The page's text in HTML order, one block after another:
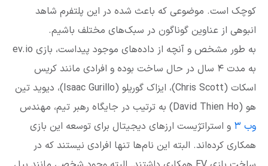
کوچک است. موضوعی که باعث شده در این پلتفرم شاهد
انبوهی از عناوین گوناگون در سبک‌های مختلف باشیم.
به طور مشخص و آنچه از داده‌های موجود پیداست، بازی ev.io
به مدت ۴ سال در حال ساخت بوده و افرادی مانند کریس
اسکات (Chris Scott)، ایزاک گوریلو (Isaac Gurillo)، دیوید تین
هو (David Thien Ho) به ترتیب در جایگاه رهبر تیم، مهندس
وب ۳
و استراتژیست ارزهای دیجیتال برای توسعه این بازی
همکاری کرده‌اند. البته این نام‌ها تنها افرادی نیستند که در